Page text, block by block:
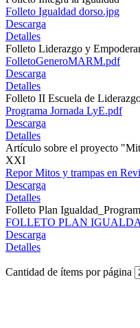
Folleto Igualdad dorso.jpg
Descarga
Detalles
Folleto Liderazgo y
FolletoGeneroMARM.pdf
Descarga
Detalles
Folleto II Escuela de
Programa Jornada LyE.pdf
Descarga
Detalles
Artículo sobre el proyecto
XXI
Repor Mitos y trampas en
Descarga
Detalles
Folleto Plan
FOLLETO PLAN
Descarga
Detalles
Cantidad de ítems por página